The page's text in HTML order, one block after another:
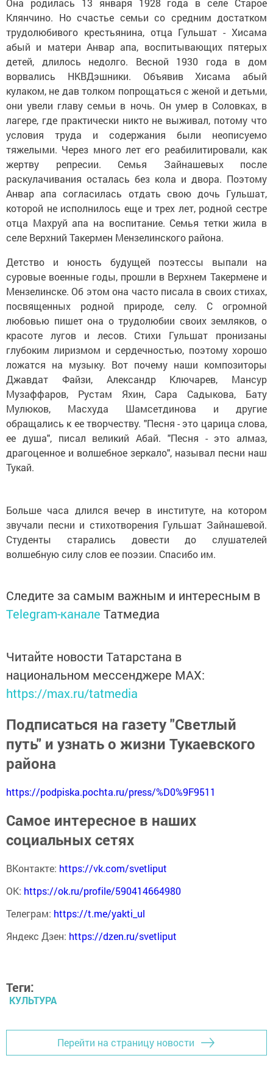
Она родилась 13 января 1928 года в селе Старое
Клянчино. Но счастье семьи со средним достатком
трудолюбивого крестьянина, отца Гульшат - Хисама
абый и матери Анвар апа, воспитывающих пятерых
детей, длилось недолго. Весной 1930 года в дом
ворвались НКВДэшники. Объявив Хисама абый
кулаком, не дав толком попрощаться с женой и детьми,
они увели главу семьи в ночь. Он умер в Соловках, в
лагере, где практически никто не выживал, потому что
условия труда и содержания были неописуемо
тяжелыми. Через много лет его реабилитировали, как
жертву репресии. Семья Зайнашевых после
раскулачивания осталась без кола и двора. Поэтому
Анвар апа согласилась отдать свою дочь Гульшат,
которой не исполнилось еще и трех лет, родной сестре
отца Махруй апа на воспитание. Семья тетки жила в
селе Верхний Такермен Мензелинского района.
Детство и юность будущей поэтессы выпали на
суровые военные годы, прошли в Верхнем Такермене и
Мензелинске. Об этом она часто писала в своих стихах,
посвященных родной природе, селу. С огромной
любовью пишет она о трудолюбии своих земляков, о
красоте лугов и лесов. Стихи Гульшат пронизаны
глубоким лиризмом и сердечностью, поэтому хорошо
ложатся на музыку. Вот почему наши композиторы
Джавдат Файзи, Александр Ключарев, Мансур
Музаффаров, Рустам Яхин, Сара Садыкова, Бату
Мулюков, Масхуда Шамсетдинова и другие
обращались к ее творчеству. "Песня - это царица слова,
ее душа", писал великий Абай. "Песня - это алмаз,
драгоценное и волшебное зеркало", называл песни наш
Тукай.
Больше часа длился вечер в институте, на котором
звучали песни и стихотворения Гульшат Зайнашевой.
Студенты старались довести до слушателей
волшебную силу слов ее поэзии. Спасибо им.
Следите за самым важным и интересным в
Telegram-канале Татмедиа
Читайте новости Татарстана в
национальном мессенджере MАХ:
https://max.ru/tatmedia
Подписаться на газету "Светлый
путь" и узнать о жизни Тукаевского
района
https://podpiska.pochta.ru/press/%D0%9F9511
Самое интересное в наших
социальных сетях
ВКонтакте: https://vk.com/svetliput
ОК: https://ok.ru/profile/590414664980
Телеграм: https://t.me/yakti_ul
Яндекс Дзен: https://dzen.ru/svetliput
Теги:
КУЛЬТУРА
Перейти на страницу новости